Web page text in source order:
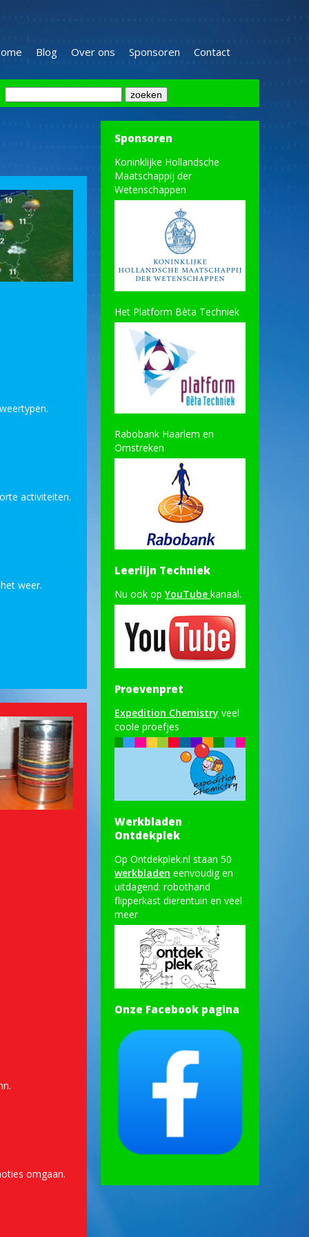
Blog Over ons Sponsoren Contact
activiteiten.
weer.
omgaan.
Sponsoren
Koninklijke Hollandsche
Maatschappij der
Wetenschappen
Het Platform Bèta Techniek
Rabobank Haarlem en
Omstreken
Leerlijn Techniek
Nu ook opYouTube kanaal.
Proevenpret
Expedition Chemistry veel
coole proefjes
Werkbladen
Ontdekplek
Op Ontdekplek.nl staan 50
werkbladen eenvoudig en
uitdagend: robothand
flipperkast dierentuin en veel
meer
Onze Facebook pagina